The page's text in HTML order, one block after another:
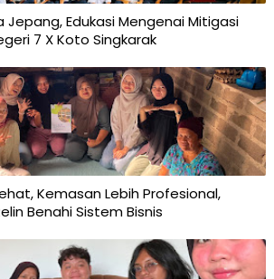
Jepang, Edukasi Mengenai Mitigasi
7 X Koto Singkarak
Kemasan Lebih Profesional,
Benahi Sistem Bisnis